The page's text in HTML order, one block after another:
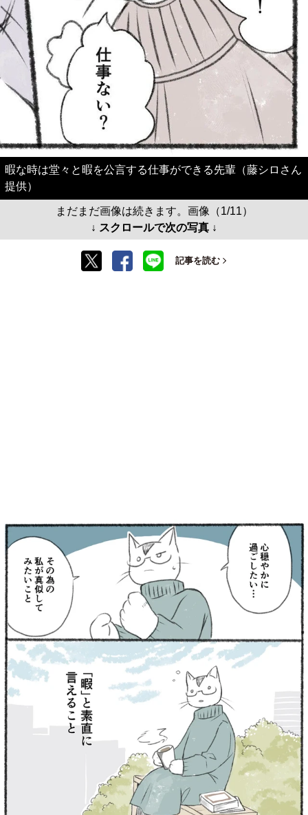
暇な時は堂々と暇を公言する仕事ができる先輩（藤シロさん
提供）
まだまだ画像は続きます。画像（1/11）
↓ スクロールで次の写真 ↓
記事を読む